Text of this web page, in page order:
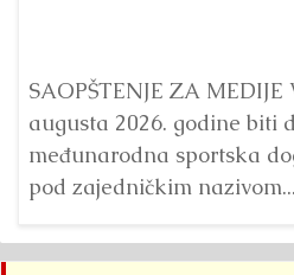
SAOPŠTENJE ZA
augusta 2026. godine biti
međunarodna sportska
pod zajedničkim nazivom...